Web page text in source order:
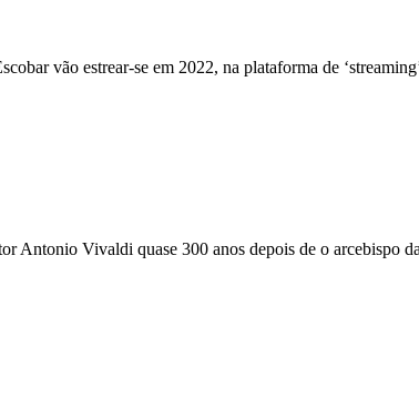
vão estrear-se em 2022, na plataforma de
Vivaldi quase 300 anos depois de o arcebispo